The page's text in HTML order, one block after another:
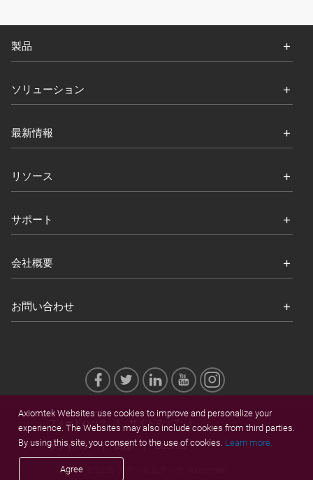
製品
ソリューション
最新情報
リソース
サポート
会社概要
お問い合わせ
フィードバック サイトマップ
プライバシ 商標 Cookies
Axiomtek Websites use cookies to improve and personalize your
experience. The Websites may also include cookies from third parties.
By using this site, you consent to the use of cookies. Learn more.
Agree